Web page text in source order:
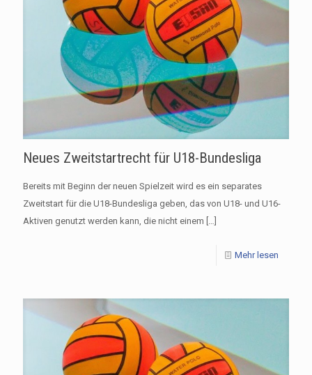
Neues Zweitstartrecht für U18-Bundesliga
Bereits mit Beginn der neuen Spielzeit wird es ein separates
Zweitstart für die U18-Bundesliga geben, das von U18- und U16-
Aktiven genutzt werden kann, die nicht einem […]
Mehr lesen